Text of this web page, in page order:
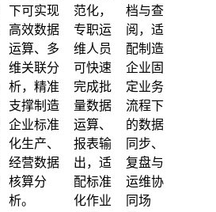
下可实现
高效数据
运算、多
维关联分
析，精准
支撑制造
企业标准
化生产、
经营数据
核算分
析。
范化，
专职运
维人员
可快速
完成批
量数据
运算、
报表输
出，适
配标准
化作业
档与查
阅，适
配制造
企业固
定业务
流程下
的数据
同步、
复盘与
运维协
同场